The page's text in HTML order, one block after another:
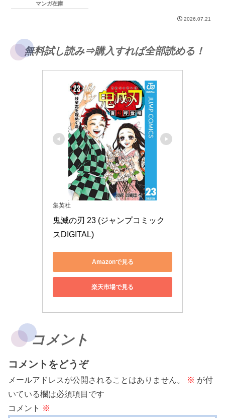
マンガ在庫
2026.07.21
無料試し読み⇒購入すれば全部読める！
集英社
鬼滅の刃 23 (ジャンプコミック
スDIGITAL)
Amazonで見る
楽天市場で見る
コメント
コメントをどうぞ
メールアドレスが公開されることはありません。 ※ が付
いている欄は必須項目です
コメント ※